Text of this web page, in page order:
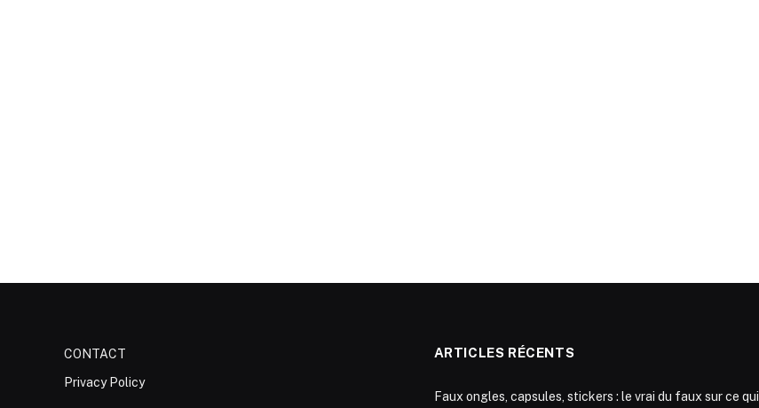
CONTACT
Privacy Policy
ARTICLES RÉCENTS
Faux ongles, capsules, stickers : le vrai du faux sur ce qui